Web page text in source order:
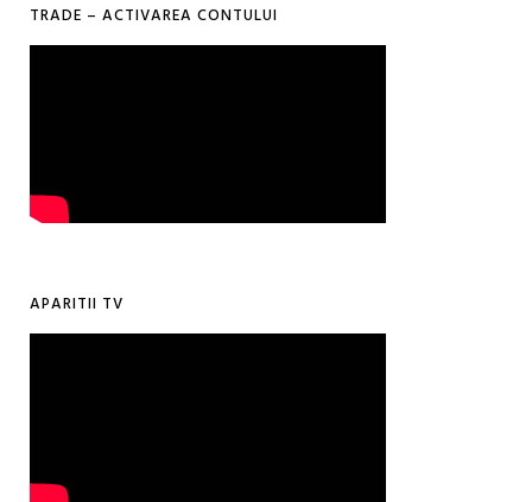
TRADE – ACTIVAREA CONTULUI
APARITII TV